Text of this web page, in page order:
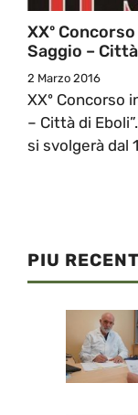
XXº
Saggio –
2 Marzo 2016
XXº Concorso
– Città di
si svolgerà dal
PIU